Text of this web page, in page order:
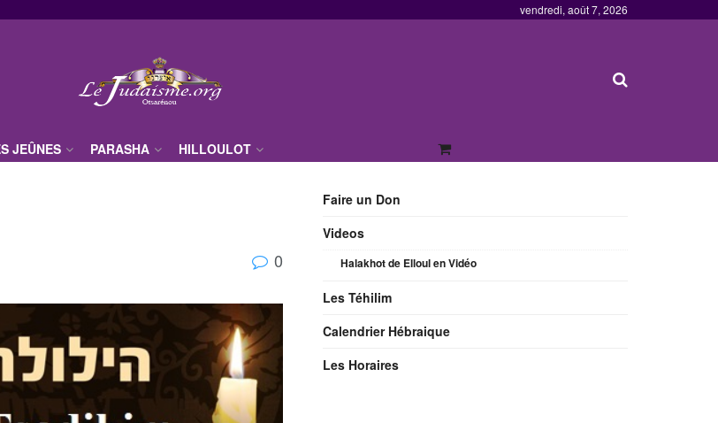
vendredi, août 7, 2026
JEÛNES PARASHA HILLOULOT
0
Faire un Don
Videos
Halakhot de Elloul en Vidéo
Les Téhilim
Calendrier Hébraique
Les Horaires